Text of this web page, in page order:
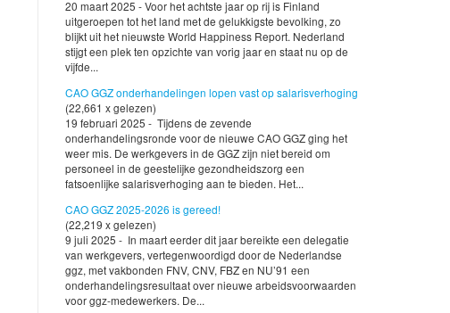
20 maart 2025 - Voor het achtste jaar op rij is Finland
uitgeroepen tot het land met de gelukkigste bevolking, zo
blijkt uit het nieuwste World Happiness Report. Nederland
stijgt een plek ten opzichte van vorig jaar en staat nu op de
vijfde...
CAO GGZ onderhandelingen lopen vast op salarisverhoging
(22,661 x gelezen)
19 februari 2025 - Tijdens de zevende
onderhandelingsronde voor de nieuwe CAO GGZ ging het
weer mis. De werkgevers in de GGZ zijn niet bereid om
personeel in de geestelijke gezondheidszorg een
fatsoenlijke salarisverhoging aan te bieden. Het...
CAO GGZ 2025-2026 is gereed!
(22,219 x gelezen)
9 juli 2025 - In maart eerder dit jaar bereikte een delegatie
van werkgevers, vertegenwoordigd door de Nederlandse
ggz, met vakbonden FNV, CNV, FBZ en NU’91 een
onderhandelingsresultaat over nieuwe arbeidsvoorwaarden
voor ggz-medewerkers. De...